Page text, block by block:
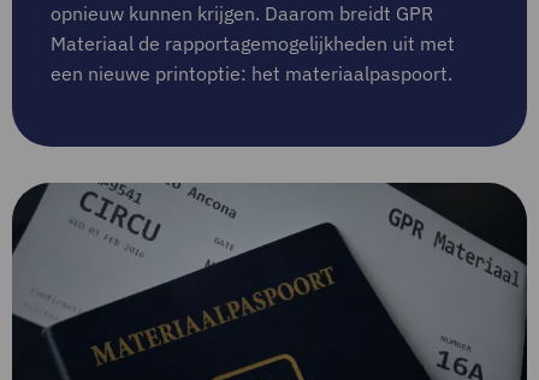
opnieuw kunnen krijgen. Daarom breidt GPR
Materiaal de rapportagemogelijkheden uit met
een nieuwe printoptie: het materiaalpaspoort.